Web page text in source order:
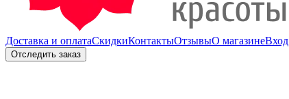
Доставка и оплатаСкидкиКонтактыОтзывыО магазинеВход
Отследить заказ